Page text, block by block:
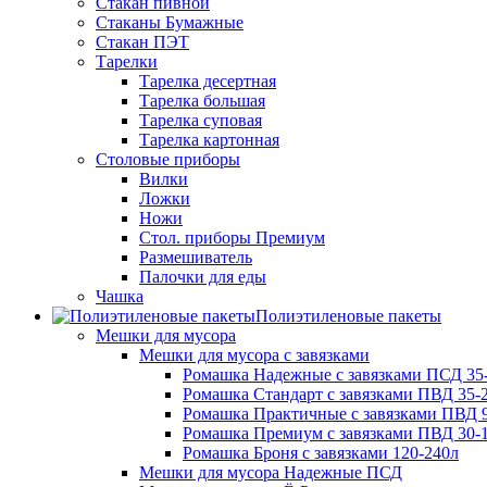
Стаканы Бумажные
Стакан ПЭТ
Тарелки
Тарелка десертная
Тарелка большая
Тарелка суповая
Тарелка картонная
Столовые приборы
Вилки
Ложки
Ножи
Стол. приборы Премиум
Размешиватель
Палочки для еды
Чашка
Полиэтиленовые пакеты
Мешки для мусора
Мешки для мусора с завязками
Ромашка Надежные с завязками ПСД
Ромашка Стандарт с завязками ПВД 35-
Ромашка Практичные с завязками ПВД
Ромашка Премиум с завязками ПВД 30-
Ромашка Броня с завязками 120-240л
Мешки для мусора Надежные ПСД